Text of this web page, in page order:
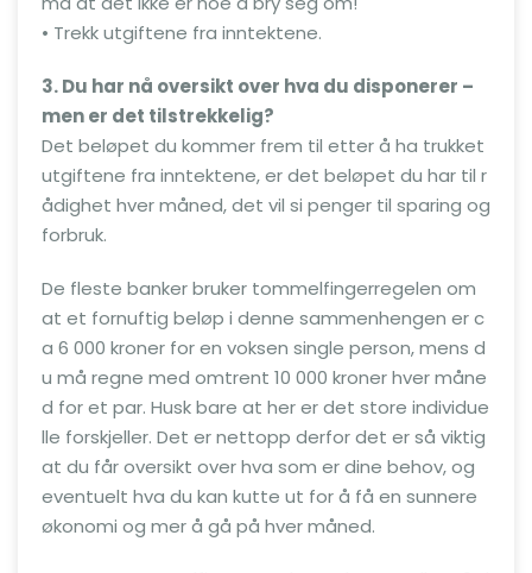
• Trekk utgiftene fra inntektene.
3. Du har nå oversikt over hva du disponerer –
men er det tilstrekkelig?
Det beløpet du kommer frem til etter å ha trukket
utgiftene fra inntektene, er det beløpet du har til r
ådighet hver måned, det vil si penger til sparing og
forbruk.
De fleste banker bruker tommelfingerregelen om
at et fornuftig beløp i denne sammenhengen er c
a 6 000 kroner for en voksen single person, mens d
u må regne med omtrent 10 000 kroner hver måne
d for et par. Husk bare at her er det store individue
lle forskjeller. Det er nettopp derfor det er så viktig
at du får oversikt over hva som er dine behov, og
eventuelt hva du kan kutte ut for å få en sunnere
økonomi og mer å gå på hver måned.